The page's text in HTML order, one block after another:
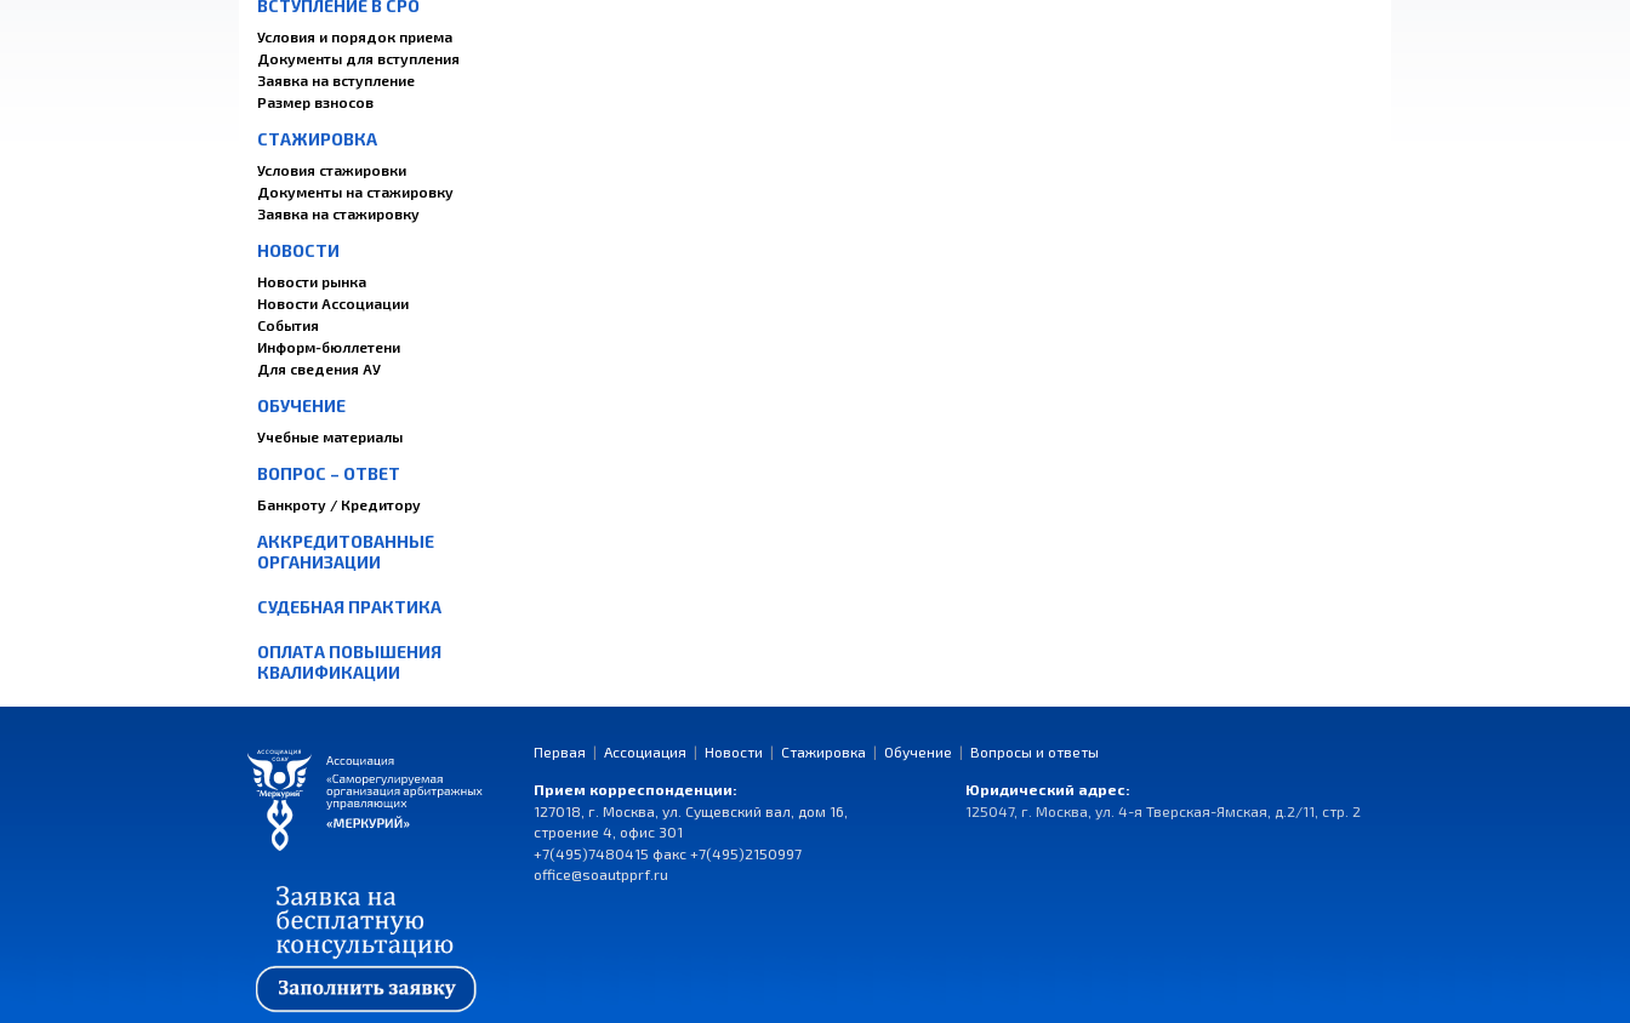
ВСТУПЛЕНИЕ В СРО
Условия и порядок приема
Документы для вступления
Заявка на вступление
Размер взносов
СТАЖИРОВКА
Условия стажировки
Документы на стажировку
Заявка на стажировку
НОВОСТИ
Новости рынка
Новости Ассоциации
События
Информ-бюллетени
Для сведения АУ
ОБУЧЕНИЕ
Учебные материалы
ВОПРОС – ОТВЕТ
Банкроту / Кредитору
АККРЕДИТОВАННЫЕ
ОРГАНИЗАЦИИ
СУДЕБНАЯ ПРАКТИКА
ОПЛАТА ПОВЫШЕНИЯ
КВАЛИФИКАЦИИ
Первая | Ассоциация | Новости | Стажировка | Обучение | Вопросы и ответы
Прием корреспонденции:
127018, г. Москва, ул. Сущевский вал, дом 16,
строение 4, офис 301
+7(495)7480415 факс +7(495)2150997
office@soautpprf.ru
Юридический адрес:
125047, г. Москва, ул. 4-я Тверская-Ямская, д.2/11, стр. 2